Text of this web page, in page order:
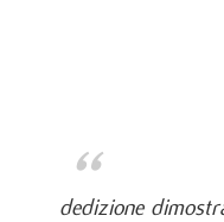
dedizione